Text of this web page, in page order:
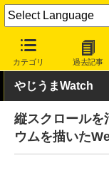
カテゴリ 過去記事
INTERNET Watch ト
やじうまWatch
縦スクロールを
ウムを描いた